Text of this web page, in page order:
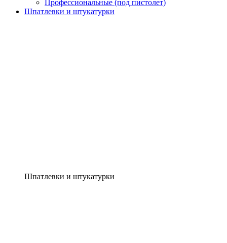
Профессиональные (под пистолет)
Шпатлевки и штукатурки
Шпатлевки и штукатурки